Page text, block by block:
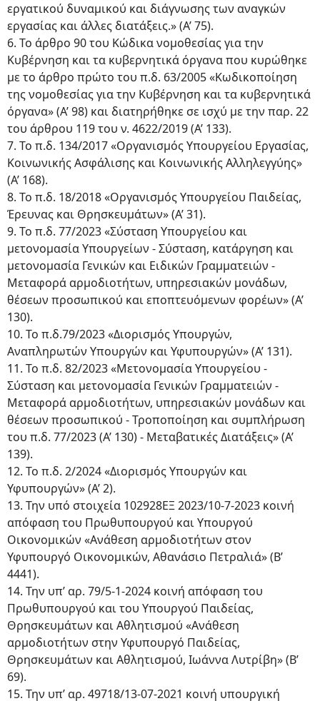
εργατικού δυναμικού και διάγνωσης των αναγκών
εργασίας και άλλες διατάξεις.» (Α’ 75).
6. Το άρθρο 90 του Κώδικα νομοθεσίας για την
Κυβέρνηση και τα κυβερνητικά όργανα που κυρώθηκε
με το άρθρο πρώτο του π.δ. 63/2005 «Κωδικοποίηση
της νομοθεσίας για την Κυβέρνηση και τα κυβερνητικά
όργανα» (Α’ 98) και διατηρήθηκε σε ισχύ με την παρ. 22
του άρθρου 119 του ν. 4622/2019 (Α’ 133).
7. Το π.δ. 134/2017 «Οργανισμός Υπουργείου Εργασίας,
Κοινωνικής Ασφάλισης και Κοινωνικής Αλληλεγγύης»
(Α’ 168).
8. Το π.δ. 18/2018 «Οργανισμός Υπουργείου Παιδείας,
Έρευνας και Θρησκευμάτων» (Α’ 31).
9. Το π.δ. 77/2023 «Σύσταση Υπουργείου και
μετονομασία Υπουργείων - Σύσταση, κατάργηση και
μετονομασία Γενικών και Ειδικών Γραμματειών -
Μεταφορά αρμοδιοτήτων, υπηρεσιακών μονάδων,
θέσεων προσωπικού και εποπτευόμενων φορέων» (Α’
130).
10. Το π.δ.79/2023 «Διορισμός Υπουργών,
Αναπληρωτών Υπουργών και Υφυπουργών» (Α’ 131).
11. Το π.δ. 82/2023 «Μετονομασία Υπουργείου -
Σύσταση και μετονομασία Γενικών Γραμματειών -
Μεταφορά αρμοδιοτήτων, υπηρεσιακών μονάδων και
θέσεων προσωπικού - Τροποποίηση και συμπλήρωση
του π.δ. 77/2023 (Α’ 130) - Μεταβατικές Διατάξεις» (Α’
139).
12. Το π.δ. 2/2024 «Διορισμός Υπουργών και
Υφυπουργών» (Α’ 2).
13. Την υπό στοιχεία 102928ΕΞ 2023/10-7-2023 κοινή
απόφαση του Πρωθυπουργού και Υπουργού
Οικονομικών «Ανάθεση αρμοδιοτήτων στον
Υφυπουργό Οικονομικών, Αθανάσιο Πετραλιά» (Β’
4441).
14. Την υπ’ αρ. 79/5-1-2024 κοινή απόφαση του
Πρωθυπουργού και του Υπουργού Παιδείας,
Θρησκευμάτων και Αθλητισμού «Ανάθεση
αρμοδιοτήτων στην Υφυπουργό Παιδείας,
Θρησκευμάτων και Αθλητισμού, Ιωάννα Λυτρίβη» (Β’
69).
15. Την υπ’ αρ. 49718/13-07-2021 κοινή υπουργική